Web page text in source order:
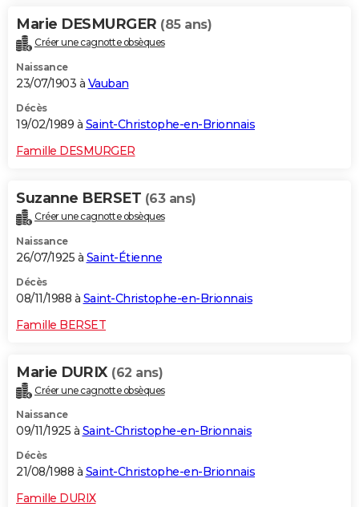
Marie DESMURGER (85 ans)
Créer une cagnotte obsèques
Naissance
23/07/1903 à Vauban
Décès
19/02/1989 à Saint-Christophe-en-Brionnais
Famille DESMURGER
Suzanne BERSET (63 ans)
Créer une cagnotte obsèques
Naissance
26/07/1925 à Saint-Étienne
Décès
08/11/1988 à Saint-Christophe-en-Brionnais
Famille BERSET
Marie DURIX (62 ans)
Créer une cagnotte obsèques
Naissance
09/11/1925 à Saint-Christophe-en-Brionnais
Décès
21/08/1988 à Saint-Christophe-en-Brionnais
Famille DURIX